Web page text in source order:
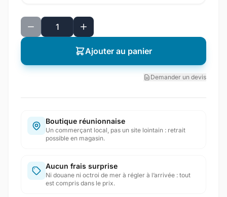
Ajouter au panier
Demander un devis
Boutique réunionnaise
Un commerçant local, pas un site lointain : retrait
possible en magasin.
Aucun frais surprise
Ni douane ni octroi de mer à régler à l’arrivée : tout
est compris dans le prix.